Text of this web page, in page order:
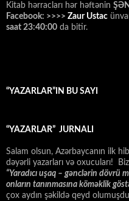
Kitab hərracları hər həftənin
Facebook: >>>> Zaur Ustac
saat 23:40:00 da bitir.
“YAZARLAR”IN BU SAYI
“YAZARLAR” JURNALI
Salam olsun, Azərbaycanın ilk
dəyərli yazarları və oxucuları!
“Yaradıcı uşaq – gәnclәrin dövrü
onların tanınmasına kömәklik
çox aydın şəkildə qeyd